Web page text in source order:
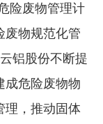
险废物管理计
废物规范化管
铝股份不断提
成危险废物物
理，推动固体